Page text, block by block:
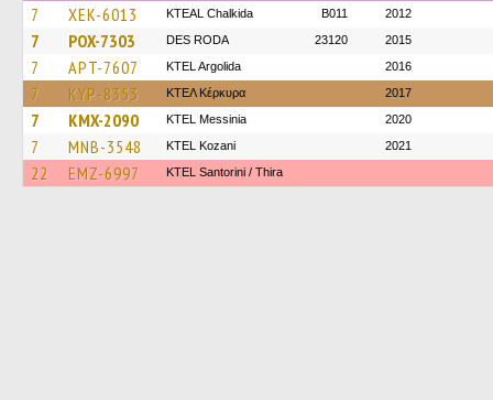
7 XEK-6013 KTEAL Chalkida B011 2012
7 POX-7303 DES RODA 23120 2015
7 APT-7607 KTEL Argolida 2016
7 KYP-8353 ΚΤΕΛ Κέρκυρα 2017
7 KMX-2090 KTEL Messinia 2020
7 MNB-3548 ΚΤΕL Kozani 2021
22 EMZ-6997 KTEL Santorini / Thira